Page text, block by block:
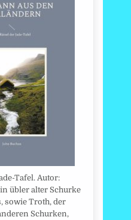
Tafel. Autor:
übler alter Schurke
sowie Troth, der
Schurken,